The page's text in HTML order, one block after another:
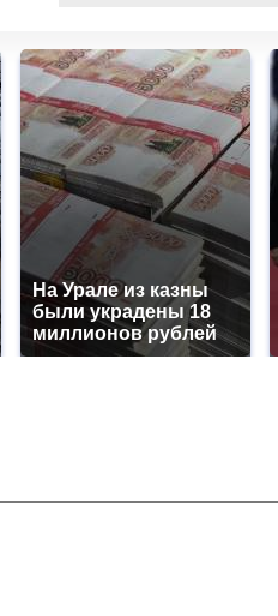
На Урале из казны
были украдены 18
миллионов рублей